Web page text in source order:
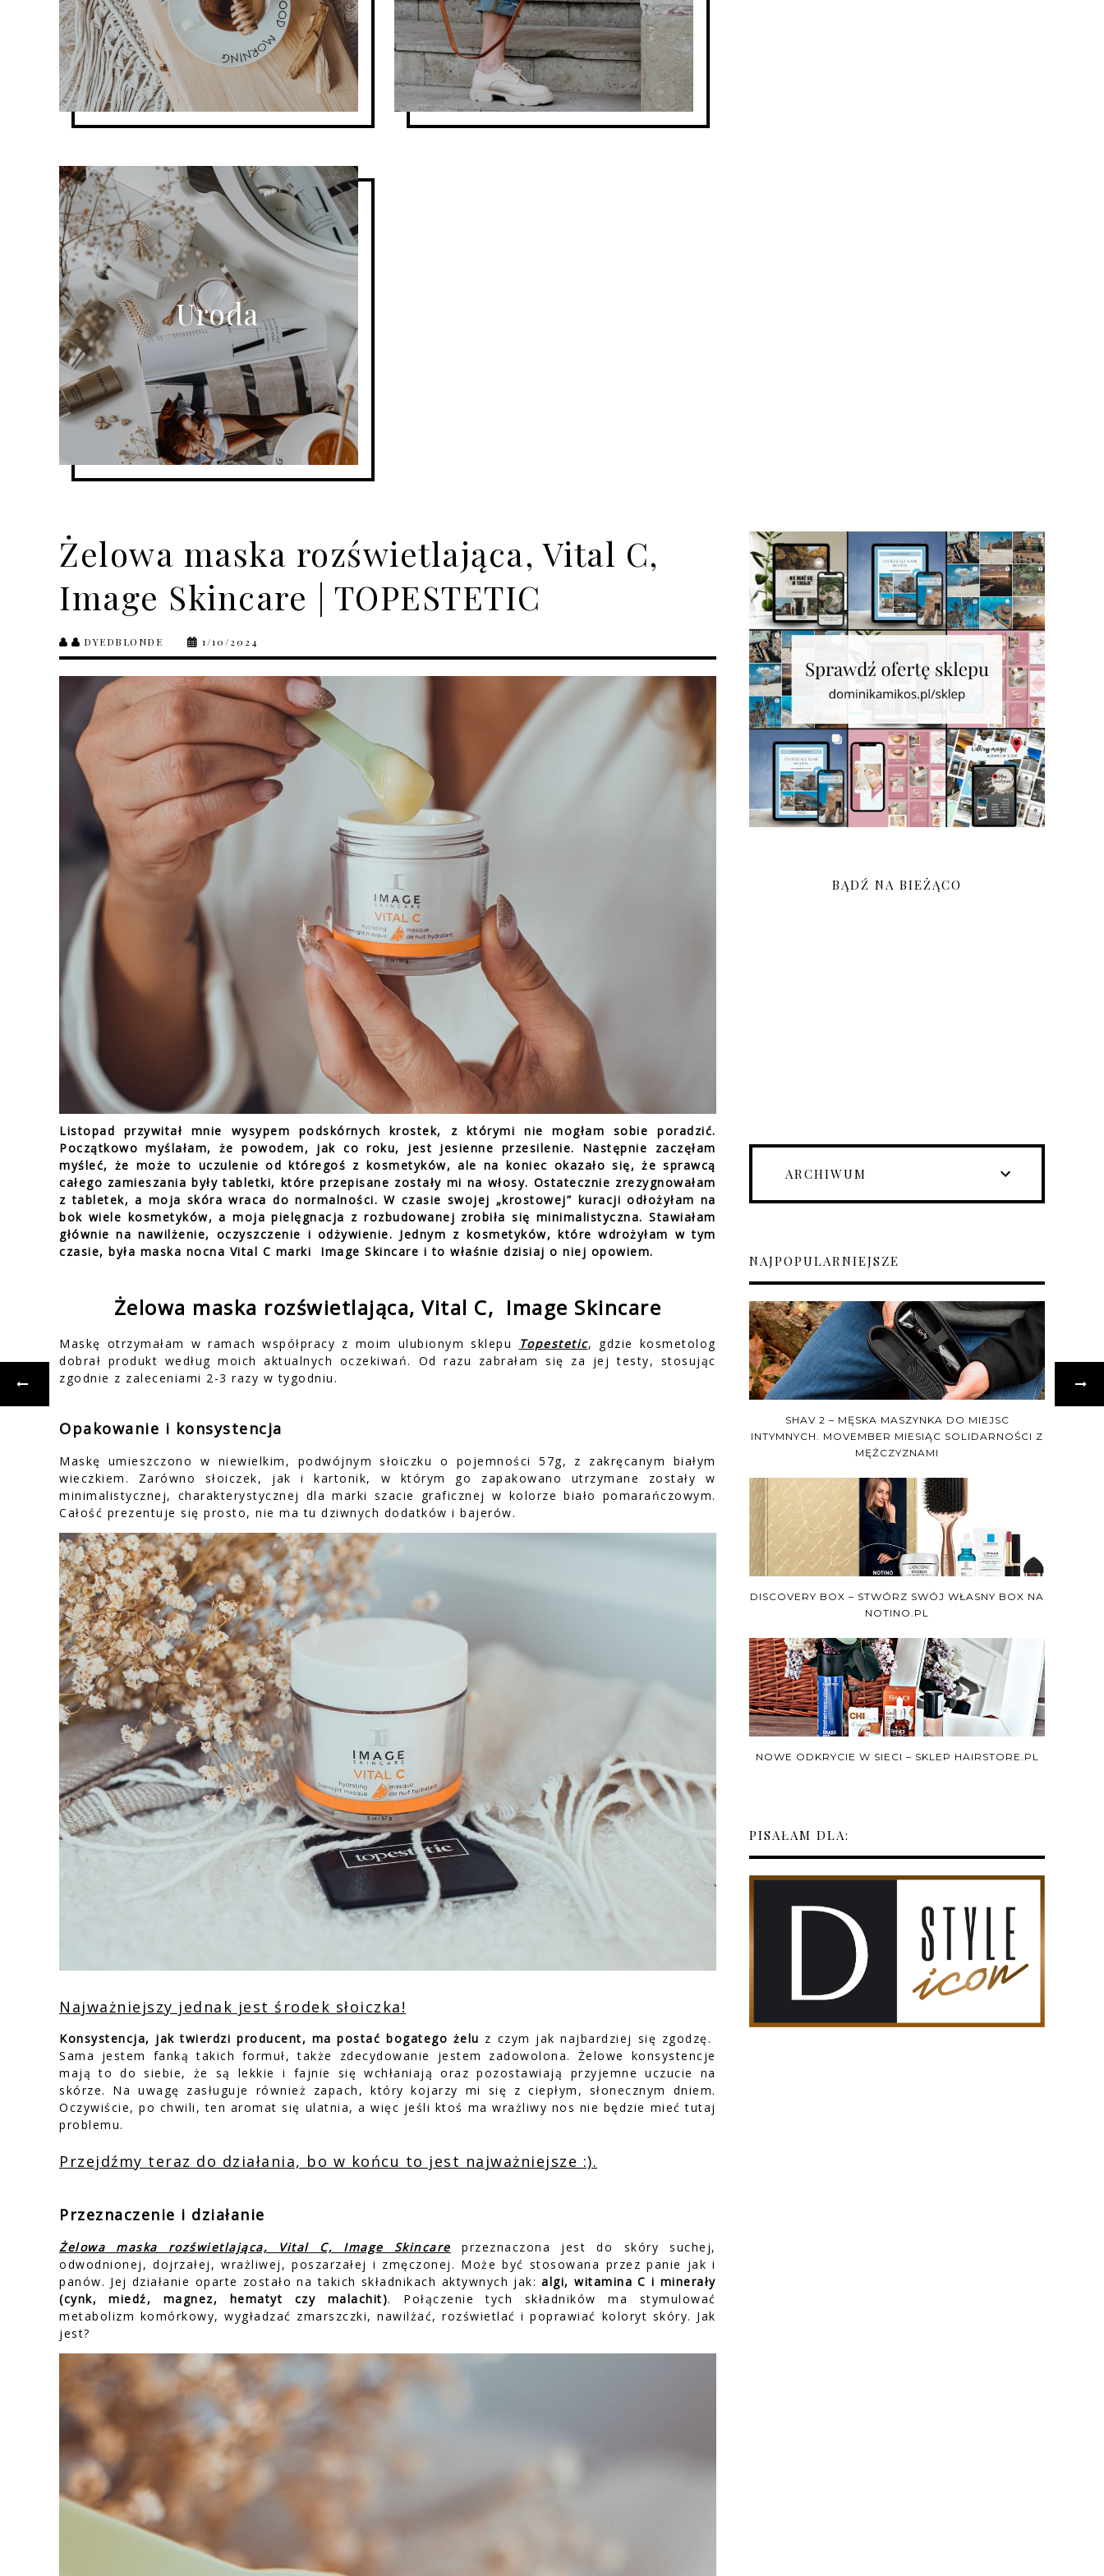
Uroda
Żelowa maska rozświetlająca, Vital C,
Image Skincare | TOPESTETIC
DYEDBLONDE 1/10/2024
Listopad przywitał mnie wysypem podskórnych krostek, z którymi nie mogłam sobie poradzić.
Początkowo myślałam, że powodem, jak co roku, jest jesienne przesilenie. Następnie zaczęłam
myśleć, że może to uczulenie od któregoś z kosmetyków, ale na koniec okazało się, że sprawcą
całego zamieszania były tabletki, które przepisane zostały mi na włosy. Ostatecznie zrezygnowałam
z tabletek, a moja skóra wraca do normalności. W czasie swojej „krostowej” kuracji odłożyłam na
bok wiele kosmetyków, a moja pielęgnacja z rozbudowanej zrobiła się minimalistyczna. Stawiałam
głównie na nawilżenie, oczyszczenie i odżywienie. Jednym z kosmetyków, które wdrożyłam w tym
czasie, była maska nocna Vital C marki Image Skincare i to właśnie dzisiaj o niej opowiem.
Żelowa maska rozświetlająca, Vital C, Image Skincare
Maskę otrzymałam w ramach współpracy z moim ulubionym sklepu Topestetic, gdzie kosmetolog
dobrał produkt według moich aktualnych oczekiwań. Od razu zabrałam się za jej testy, stosując
zgodnie z zaleceniami 2-3 razy w tygodniu.
Opakowanie i konsystencja
Maskę umieszczono w niewielkim, podwójnym słoiczku o pojemności 57g, z zakręcanym białym
wieczkiem. Zarówno słoiczek, jak i kartonik, w którym go zapakowano utrzymane zostały w
minimalistycznej, charakterystycznej dla marki szacie graficznej w kolorze biało pomarańczowym.
Całość prezentuje się prosto, nie ma tu dziwnych dodatków i bajerów.
Najważniejszy jednak jest środek słoiczka!
Konsystencja, jak twierdzi producent, ma postać bogatego żelu z czym jak najbardziej się zgodzę.
Sama jestem fanką takich formuł, także zdecydowanie jestem zadowolona. Żelowe konsystencje
mają to do siebie, że są lekkie i fajnie się wchłaniają oraz pozostawiają przyjemne uczucie na
skórze. Na uwagę zasługuje również zapach, który kojarzy mi się z ciepłym, słonecznym dniem.
Oczywiście, po chwili, ten aromat się ulatnia, a więc jeśli ktoś ma wrażliwy nos nie będzie mieć tutaj
problemu.
Przejdźmy teraz do działania, bo w końcu to jest najważniejsze :).
Przeznaczenie i działanie
Żelowa maska rozświetlająca, Vital C, Image Skincare przeznaczona jest do skóry suchej,
odwodnionej, dojrzałej, wrażliwej, poszarzałej i zmęczonej. Może być stosowana przez panie jak i
panów. Jej działanie oparte zostało na takich składnikach aktywnych jak: algi, witamina C i minerały
(cynk, miedź, magnez, hematyt czy malachit). Połączenie tych składników ma stymulować
metabolizm komórkowy, wygładzać zmarszczki, nawilżać, rozświetlać i poprawiać koloryt skóry. Jak
jest?
BĄDŹ NA BIEŻĄCO
ARCHIWUM
NAJPOPULARNIEJSZE
SHAV 2 – MĘSKA MASZYNKA DO MIEJSC
INTYMNYCH. MOVEMBER MIESIĄC SOLIDARNOŚCI Z
MĘŻCZYZNAMI
DISCOVERY BOX – STWÓRZ SWÓJ WŁASNY BOX NA
NOTINO.PL
NOWE ODKRYCIE W SIECI – SKLEP HAIRSTORE.PL
PISAŁAM DLA: